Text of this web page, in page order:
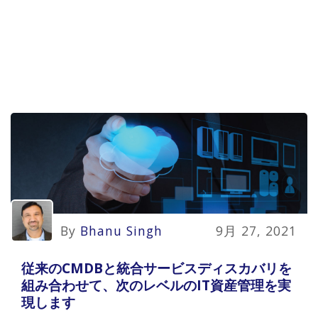
By Bhanu Singh 9月 27, 2021
従来のCMDBと統合サービスディスカバリを
組み合わせて、次のレベルのIT資産管理を実
現します